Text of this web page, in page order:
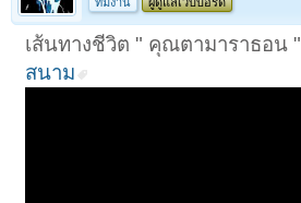
เส้นทางชีวิต " คุณตามาราธอน "
สนาม